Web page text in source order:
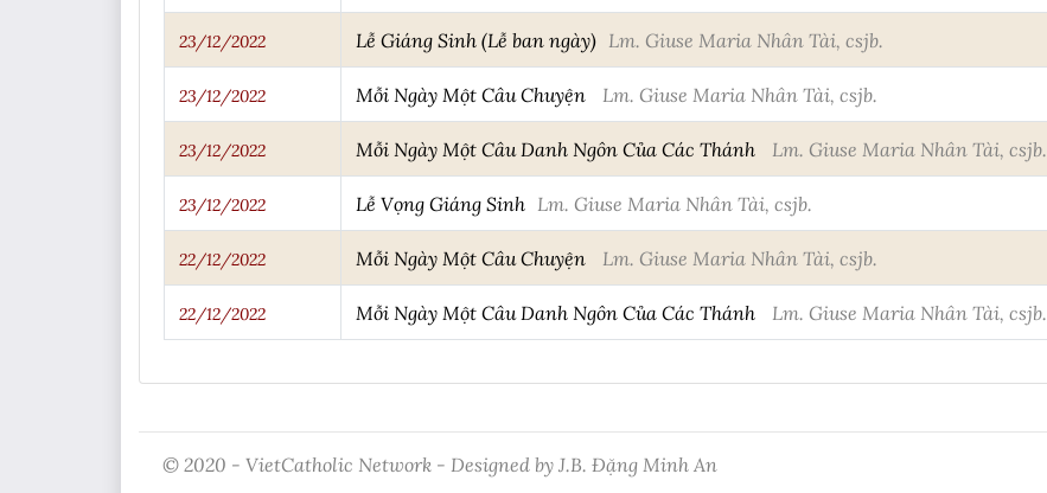
23/12/2022 Lễ Giáng Sinh (Lễ ban ngày) Lm. Giuse Maria Nhân Tài, csjb.
23/12/2022 Mỗi Ngày Một Câu Chuyện Lm. Giuse Maria Nhân Tài, csjb.
23/12/2022 Mỗi Ngày Một Câu Danh Ngôn Của Các Thánh Lm. Giuse Maria Nhân Tài, csjb.
23/12/2022 Lễ Vọng Giáng Sinh Lm. Giuse Maria Nhân Tài, csjb.
22/12/2022 Mỗi Ngày Một Câu Chuyện Lm. Giuse Maria Nhân Tài, csjb.
22/12/2022 Mỗi Ngày Một Câu Danh Ngôn Của Các Thánh Lm. Giuse Maria Nhân Tài, csjb.
© 2020 - VietCatholic Network - Designed by J.B. Đặng Minh An